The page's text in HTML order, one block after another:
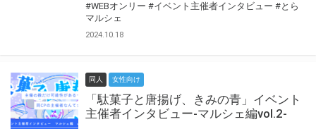
#WEBオンリー #イベント主催者インタビュー #とら
マルシェ
2024.10.18
同人 女性向け
「駄菓子と唐揚げ、きみの青」イベント
主催者インタビュー-マルシェ編vol.2-